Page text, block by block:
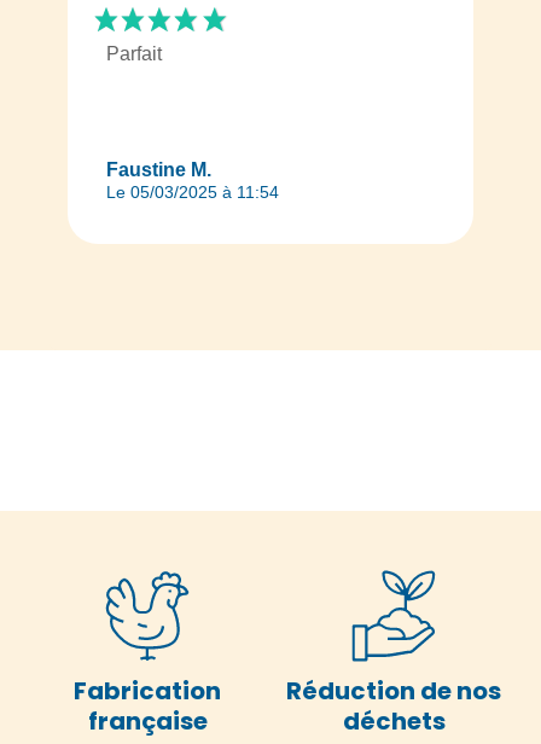
Faustine M.
Le 05/03/2025 à 11:54
Parfait
Fabrication
française
Réduction de nos
déchets